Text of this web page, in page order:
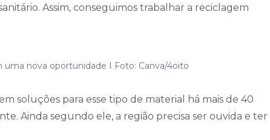
Assim, conseguimos trabalhar a reciclagem
uma nova oportunidade I Foto: Canva/4oito
soluções para esse tipo de material há mais de 40
Ainda segundo ele, a região precisa ser ouvida e ter